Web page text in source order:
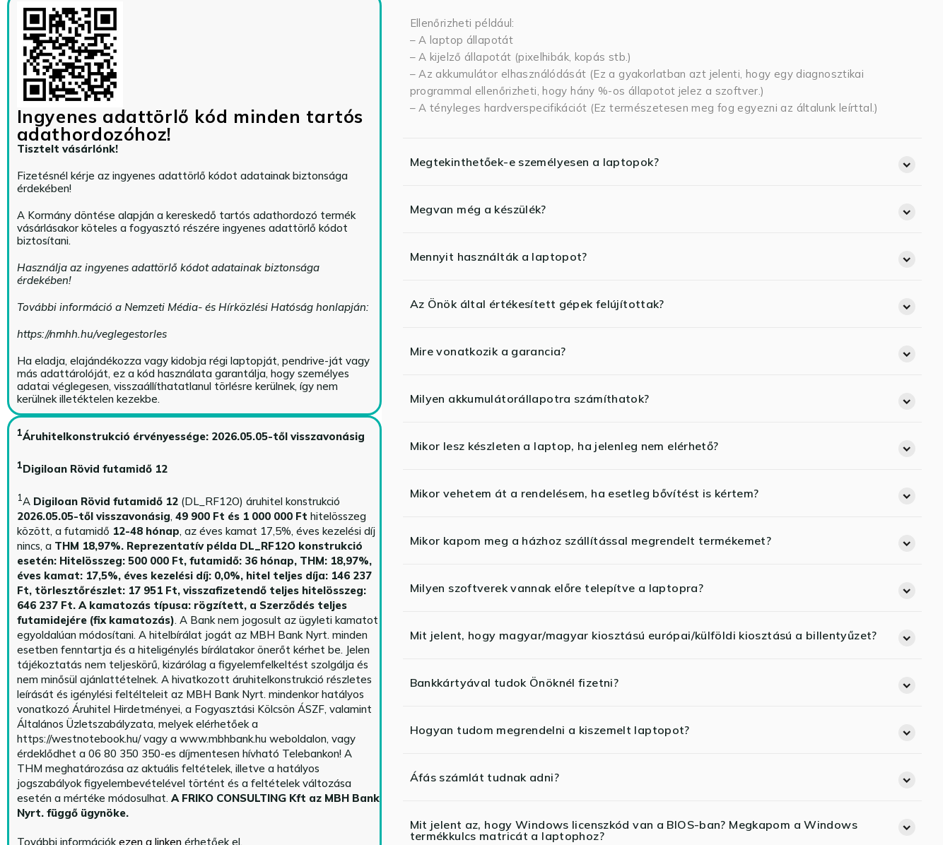
Ingyenes adattörlő kód minden tartós
adathordozóhoz!
Tisztelt vásárlónk!
Fizetésnél kérje az ingyenes adattörlő kódot adatainak biztonsága
érdekében!
A Kormány döntése alapján a kereskedő tartós adathordozó termék
vásárlásakor köteles a fogyasztó részére ingyenes adattörlő kódot
biztosítani.
Használja az ingyenes adattörlő kódot adatainak biztonsága
érdekében!
További információ a Nemzeti Média- és Hírközlési Hatóság honlapján:
https://nmhh.hu/veglegestorles
Ha eladja, elajándékozza vagy kidobja régi laptopját, pendrive-ját vagy
más adattárolóját, ez a kód használata garantálja, hogy személyes
adatai véglegesen, visszaállíthatatlanul törlésre kerülnek, így nem
kerülnek illetéktelen kezekbe.
1Áruhitelkonstrukció érvényessége: 2026.05.05-től visszavonásig
1Digiloan Rövid futamidő 12
1A Digiloan Rövid futamidő 12(DL_RF12O) áruhitel konstrukció
2026.05.05-től visszavonásig, 49 900 Ft és 1 000 000 Ft hitelösszeg
között, a futamidő 12-48 hónap, az éves kamat 17,5%, éves kezelési díj
nincs, a THM 18,97%. Reprezentatív példa DL_RF12O konstrukció
esetén: Hitelösszeg: 500 000 Ft, futamidő: 36 hónap, THM: 18,97%,
éves kamat: 17,5%, éves kezelési díj: 0,0%, hitel teljes díja: 146 237
Ft, törlesztőrészlet: 17 951 Ft, visszafizetendő teljes hitelösszeg:
646 237 Ft. A kamatozás típusa: rögzített, a Szerződés teljes
futamidejére (fix kamatozás). A Bank nem jogosult az ügyleti kamatot
egyoldalúan módosítani. A hitelbírálat jogát az MBH Bank Nyrt. minden
esetben fenntartja és a hiteligénylés bírálatakor önerőt kérhet be. Jelen
tájékoztatás nem teljeskörű, kizárólag a figyelemfelkeltést szolgálja és
nem minősül ajánlattételnek. A hivatkozott áruhitelkonstrukció részletes
leírását és igénylési feltélteleit az MBH Bank Nyrt. mindenkor hatályos
vonatkozó Áruhitel Hirdetményei, a Fogyasztási Kölcsön ÁSZF, valamint
Általános Üzletszabályzata, melyek elérhetőek a
https://westnotebook.hu/vagy a www.mbhbank.hu weboldalon, vagy
érdeklődhet a 06 80 350 350-es díjmentesen hívható Telebankon! A
THM meghatározása az aktuális feltételek, illetve a hatályos
jogszabályok figyelembevételével történt és a feltételek változása
esetén a mértéke módosulhat. A FRIKO CONSULTING Kft az MBH Bank
Nyrt. függő ügynöke.
További információk ezen a linkenérhetőek el.
Ellenőrizheti például:
– A laptop állapotát
– A kijelző állapotát (pixelhibák, kopás stb.)
– Az akkumulátor elhasználódását (Ez a gyakorlatban azt jelenti, hogy egy diagnosztikai
programmal ellenőrizheti, hogy hány %-os állapotot jelez a szoftver.)
– A tényleges hardverspecifikációt (Ez természetesen meg fog egyezni az általunk leírttal.)
Megtekinthetőek-e személyesen a laptopok?
Megvan még a készülék?
Mennyit használták a laptopot?
Az Önök által értékesített gépek felújítottak?
Mire vonatkozik a garancia?
Milyen akkumulátorállapotra számíthatok?
Mikor lesz készleten a laptop, ha jelenleg nem elérhető?
Mikor vehetem át a rendelésem, ha esetleg bővítést is kértem?
Mikor kapom meg a házhoz szállítással megrendelt termékemet?
Milyen szoftverek vannak előre telepítve a laptopra?
Mit jelent, hogy magyar/magyar kiosztású európai/külföldi kiosztású a billentyűzet?
Bankkártyával tudok Önöknél fizetni?
Hogyan tudom megrendelni a kiszemelt laptopot?
Áfás számlát tudnak adni?
Mit jelent az, hogy Windows licenszkód van a BIOS-ban? Megkapom a Windows
termékkulcs matricát a laptophoz?